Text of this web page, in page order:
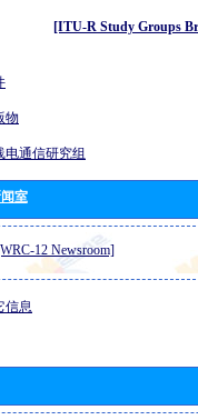
[ITU-R Study Groups
物
电通信研究组
室
12 Newsroom]
信息